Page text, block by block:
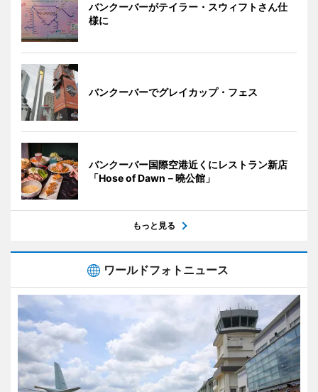
バンクーバーがテイラー・スウィフトさん仕
様に
バンクーバーでグレイカップ・フェス
バンクーバー国際空港近くにレストラン新店
「Hose of Dawn－曉公館」
もっと見る
ワールドフォトニュース